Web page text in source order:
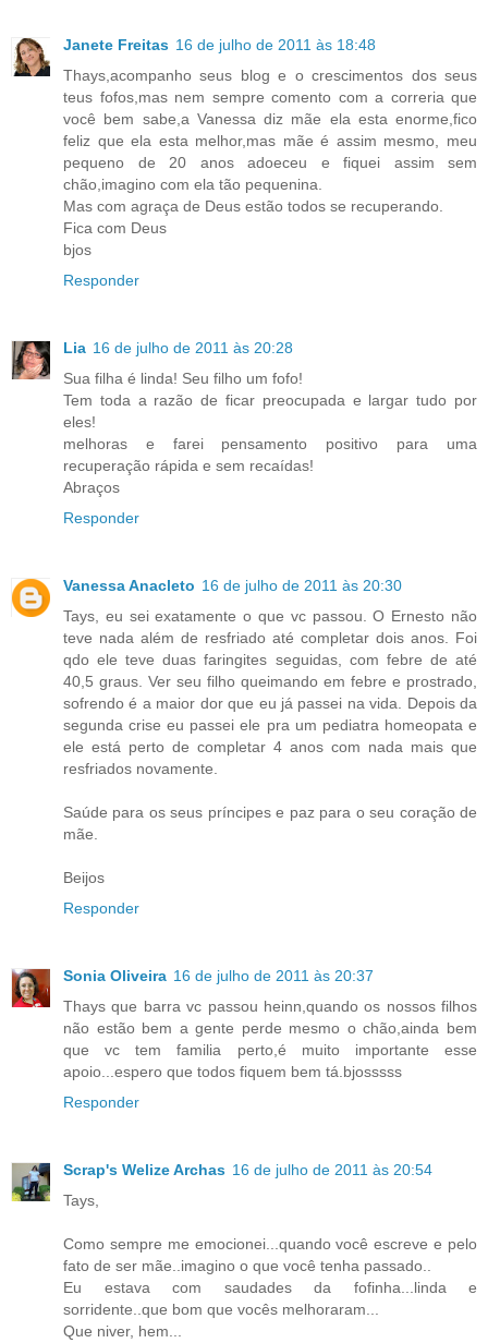
Janete Freitas 16 de julho de 2011 às 18:48
Thays,acompanho seus blog e o crescimentos dos seus
teus fofos,mas nem sempre comento com a correria que
você bem sabe,a Vanessa diz mãe ela esta enorme,fico
feliz que ela esta melhor,mas mãe é assim mesmo, meu
pequeno de 20 anos adoeceu e fiquei assim sem
chão,imagino com ela tão pequenina.
Mas com agraça de Deus estão todos se recuperando.
Fica com Deus
bjos
Responder
Lia 16 de julho de 2011 às 20:28
Sua filha é linda! Seu filho um fofo!
Tem toda a razão de ficar preocupada e largar tudo por
eles!
melhoras e farei pensamento positivo para uma
recuperação rápida e sem recaídas!
Abraços
Responder
Vanessa Anacleto 16 de julho de 2011 às 20:30
Tays, eu sei exatamente o que vc passou. O Ernesto não
teve nada além de resfriado até completar dois anos. Foi
qdo ele teve duas faringites seguidas, com febre de até
40,5 graus. Ver seu filho queimando em febre e prostrado,
sofrendo é a maior dor que eu já passei na vida. Depois da
segunda crise eu passei ele pra um pediatra homeopata e
ele está perto de completar 4 anos com nada mais que
resfriados novamente.
Saúde para os seus príncipes e paz para o seu coração de
mãe.
Beijos
Responder
Sonia Oliveira 16 de julho de 2011 às 20:37
Thays que barra vc passou heinn,quando os nossos filhos
não estão bem a gente perde mesmo o chão,ainda bem
que vc tem familia perto,é muito importante esse
apoio...espero que todos fiquem bem tá.bjosssss
Responder
Scrap's Welize Archas 16 de julho de 2011 às 20:54
Tays,
Como sempre me emocionei...quando você escreve e pelo
fato de ser mãe..imagino o que você tenha passado..
Eu estava com saudades da fofinha...linda e
sorridente..que bom que vocês melhoraram...
Que niver, hem...